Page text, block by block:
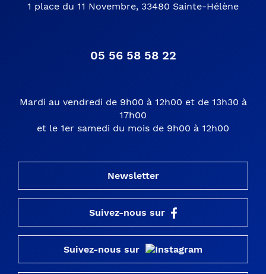
1 place du 11 Novembre, 33480 Sainte-Hélène
05 56 58 58 22
Mardi au vendredi de 9h00 à 12h00 et de 13h30 à
17h00
et le 1er samedi du mois de 9h00 à 12h00
Newsletter
Suivez-nous sur
Suivez-nous sur